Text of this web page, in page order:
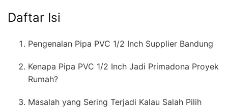
Daftar Isi
Pengenalan Pipa PVC 1/2 Inch Supplier Bandung
Kenapa Pipa PVC 1/2 Inch Jadi Primadona Proyek
Rumah?
Masalah yang Sering Terjadi Kalau Salah Pilih